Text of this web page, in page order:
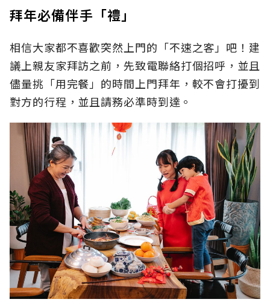
拜年必備伴手「禮」
相信大家都不喜歡突然上門的「不速之客」吧！建
議上親友家拜訪之前，先致電聯絡打個招呼，並且
儘量挑「用完餐」的時間上門拜年，較不會打擾到
對方的行程，並且請務必準時到達。